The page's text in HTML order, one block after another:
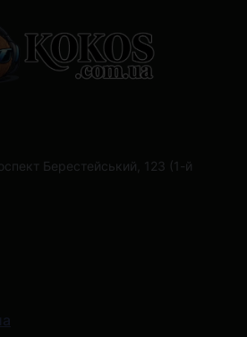
Берестейський, 123 (1-й